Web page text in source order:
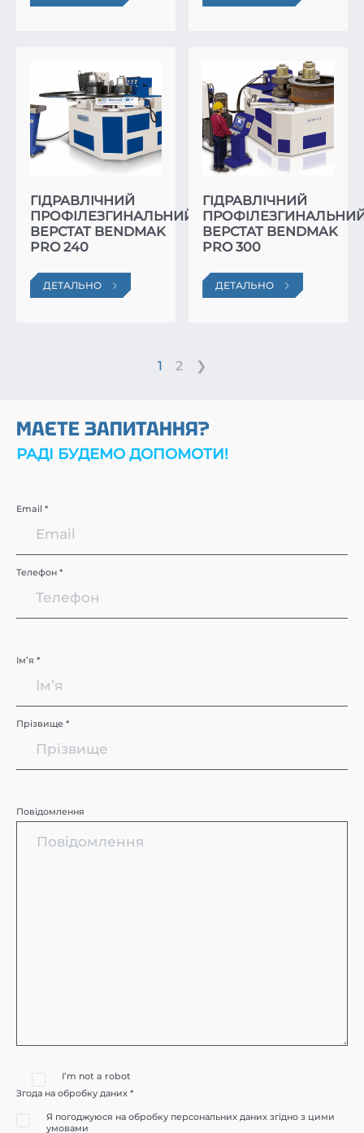
ГІДРАВЛІЧНИЙ
ПРОФІЛЕЗГИНАЛЬНИЙ
ВЕРСТАТ BENDMAK
PRO 240
ДЕТАЛЬНО
ГІДРАВЛІЧНИЙ
ВЕРСТАТ BENDMAK
PRO 300
ДЕТАЛЬНО
1 2 ❯
МАЄТЕ ЗАПИТАННЯ?
РАДІ БУДЕМО ДОПОМОТИ!
Email *
Телефон *
Імʼя *
Прізвище *
Повідомлення
I’m not a robot
Згода на обробку даних *
Я погоджуюся на обробку персональних даних згідно з цими
умовами